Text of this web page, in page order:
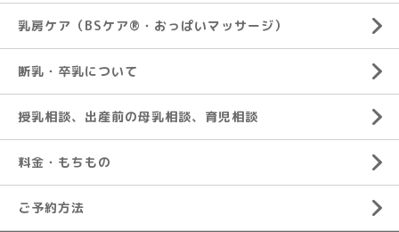
乳房ケア（BSケア®︎・おっぱいマッサージ）
断乳・卒乳について
授乳相談、出産前の母乳相談、育児相談
料金・もちもの
ご予約方法